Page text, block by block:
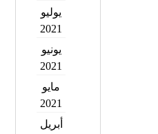
يوليو
2021
يونيو
2021
مايو
2021
أبريل